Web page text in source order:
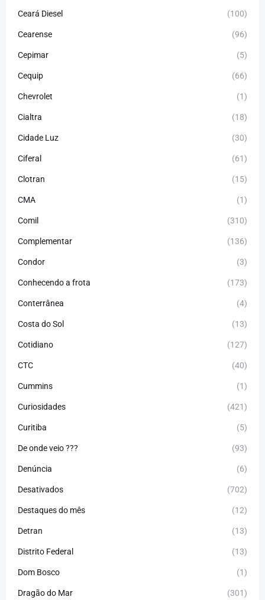
Ceará Diesel (100)
Cearense (96)
Cepimar (5)
Cequip (66)
Chevrolet (1)
Cialtra (18)
Cidade Luz (30)
Ciferal (61)
Clotran (15)
CMA (1)
Comil (310)
Complementar (136)
Condor (3)
Conhecendo a frota (173)
Conterrânea (4)
Costa do Sol (13)
Cotidiano (127)
CTC (40)
Cummins (1)
Curiosidades (421)
Curitiba (5)
De onde veio ??? (93)
Denúncia (6)
Desativados (702)
Destaques do mês (12)
Detran (13)
Distrito Federal (13)
Dom Bosco (1)
Dragão do Mar (301)